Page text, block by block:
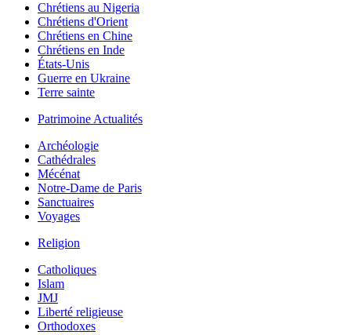
Chrétiens au Nigeria
Chrétiens d'Orient
Chrétiens en Chine
Chrétiens en Inde
États-Unis
Guerre en Ukraine
Terre sainte
Patrimoine Actualités
Archéologie
Cathédrales
Mécénat
Notre-Dame de Paris
Sanctuaires
Voyages
Religion
Catholiques
Islam
JMJ
Liberté religieuse
Orthodoxes